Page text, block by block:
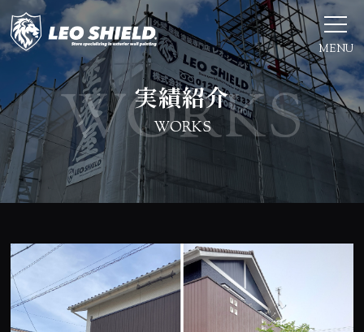
MENU
実績紹介
WORKS